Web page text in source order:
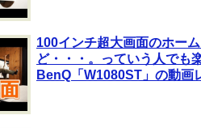
100インチ超大画面のホー
ど・・・。っていう人でも
BenQ「W1080ST」の動画